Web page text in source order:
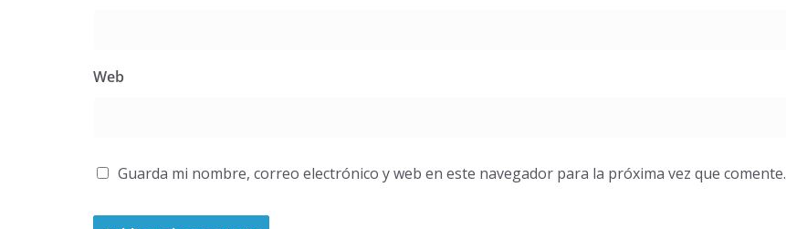
Web
Guarda mi nombre, correo electrónico y web en este navegador para la próxima vez que comente.